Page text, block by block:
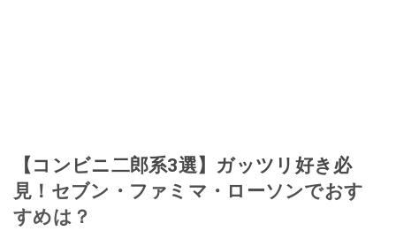
【コンビニ二郎系3選】ガッツリ好き必
見！セブン・ファミマ・ローソンでおす
すめは？